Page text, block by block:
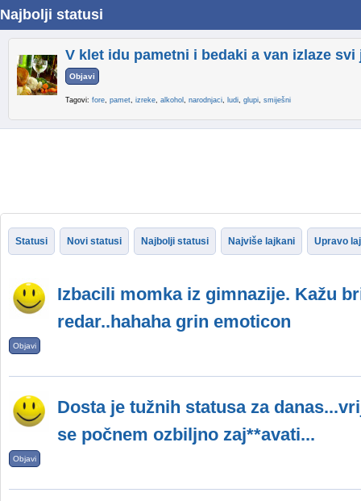
Najbolji statusi
V klet idu pametni i bedaki a van izlaze svi
Objavi
Tagovi: fore, pamet, izreke, alkohol , narodnjaci, ludi, glupi, smiješni
Statusi Novi statusi Najbolji statusi Najviše lajkani Upravo
Izbacili momka iz gimnazije. Kažu
redar..hahaha grin emoticon
Objavi
Dosta je tužnih statusa za
se počnem ozbiljno zaј**аvati...
Objavi